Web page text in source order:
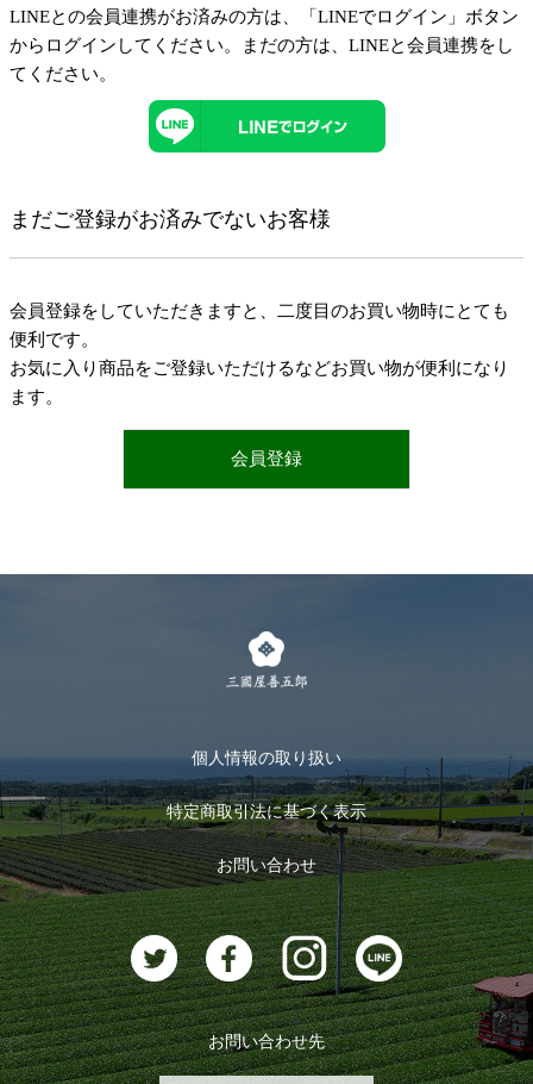
LINEとの会員連携がお済みの方は、「LINEでログイン」ボタン
からログインしてください。まだの方は、 LINEと会員連携をし
てください。
まだご登録がお済みでないお客様
会員登録をしていただきますと、二度目のお買い物時にとても
便利です。
お気に入り商品をご登録いただけるなどお買い物が便利になり
ます。
会員登録
個人情報の取り扱い
特定商取引法に基づく表示
お問い合わせ
お問い合わせ先